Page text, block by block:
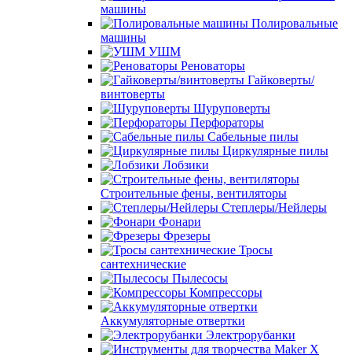
машины
Полировальные
машины
УШМ
Реноваторы
Гайковерты/
винтоверты
Шуруповерты
Перфораторы
Сабельные пилы
Циркулярные пилы
Лобзики
Строительные фены, вентиляторы
Степлеры/Нейлеры
Фонари
Фрезеры
Тросы
сантехнические
Пылесосы
Компрессоры
Аккумуляторные отвертки
Электрорубанки